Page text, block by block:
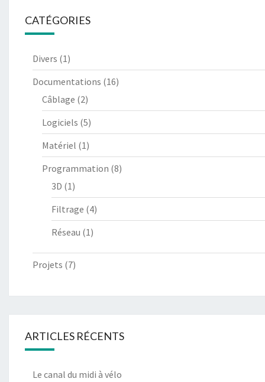
CATÉGORIES
Divers (1)
Documentations (16)
Câblage (2)
Logiciels (5)
Matériel (1)
Programmation (8)
3D (1)
Filtrage (4)
Réseau (1)
Projets (7)
ARTICLES RÉCENTS
Le canal du midi à vélo